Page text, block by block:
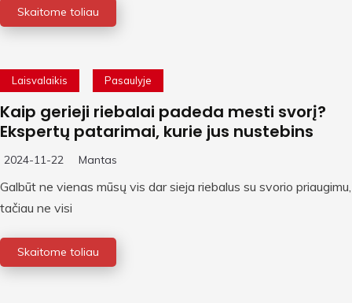
Skaitome toliau
Laisvalaikis Pasaulyje
Kaip gerieji riebalai padeda mesti svorį?
Ekspertų patarimai, kurie jus nustebins
2024-11-22 Mantas
Galbūt ne vienas mūsų vis dar sieja riebalus su svorio priaugimu,
tačiau ne visi
Skaitome toliau